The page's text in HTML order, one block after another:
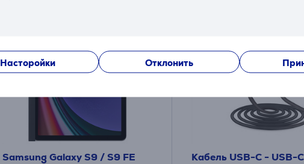
Насторойки Отклонить
Samsung Galaxy S9 / S9 FE
Кабель USB-C - USB-